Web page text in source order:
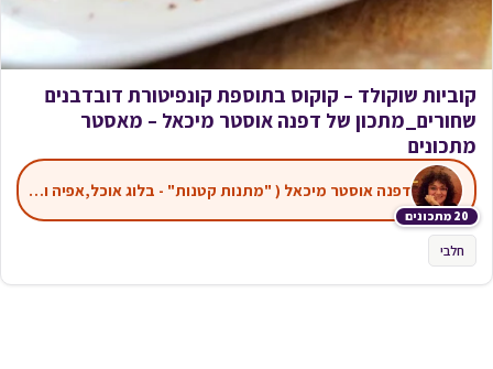
קוביות שוקולד – קוקוס בתוספת קונפיטורת דובדבנים
שחורים_מתכון של דפנה אוסטר מיכאל – מאסטר
מתכונים
20 מתכונים
דפנה אוסטר מיכאל ( "מתנות קטנות" - בלוג אוכל,אפיה ועוד)
חלבי